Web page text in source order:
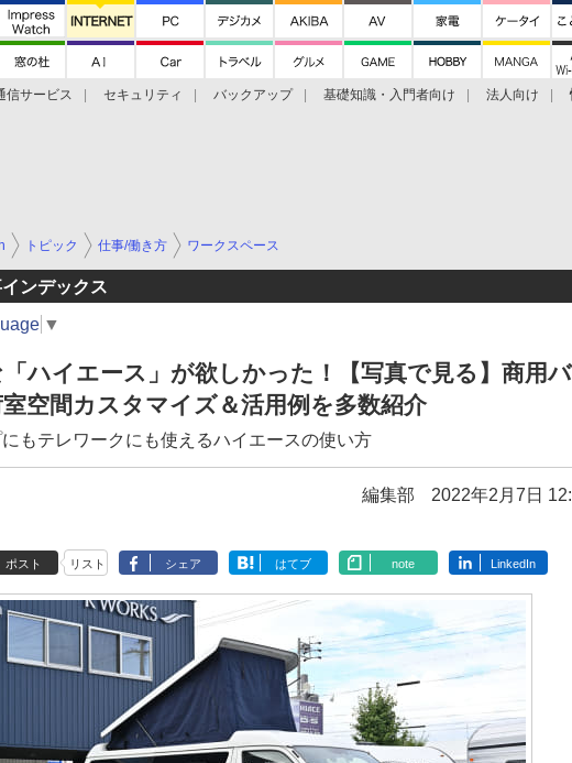
信サービス セキュリティ バックアップ 基礎知識・入門者向け 法人向け
トピック 仕事/働き方 ワークスペース
ンデックス
▼
ハイエース」が欲しかった！【写真で見る】商用バ
空間カスタマイズ＆活用例を多数紹介
もテレワークにも使えるハイエースの使い方
編集部 2022年2月7日
ポスト リスト シェア はてブ note LinkedIn